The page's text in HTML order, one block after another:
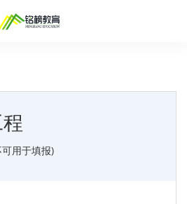
用于填报)